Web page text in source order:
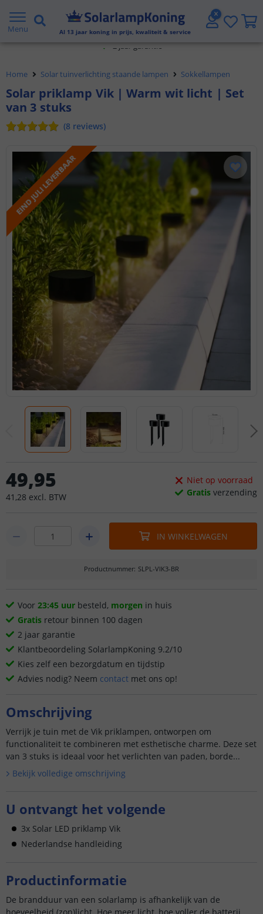
Menu Al 13 jaar koning in prijs, kwaliteit & service
2 jaar garantie
Gratis verzending vanaf € 20,- NL en BE
Klantbeoordeling 9.1
Voor 23:45 uur besteld,
Home Solar tuinverlichting staande lampen Sokkellampen
Solar priklamp Vik | Warm wit licht | Set
van 3 stuks
(8 reviews)
EIND JULI LEVERBAAR
49,95
41 ,28 excl. BTW
Niet op voorraad
Gratis verzending
IN WINKELWAGEN
Productnummer: SLPL-VIK3-BR
Voor 23:45 uur besteld, morgen in huis
Gratis retour binnen 100 dagen
2 jaar garantie
Klantbeoordeling SolarlampKoning 9.2/10
Kies zelf een bezorgdatum en tijdstip
Advies nodig? Neem contact met ons op!
Omschrijving
Verrijk je tuin met de Vik priklampen, ontworpen om
functionaliteit te combineren met esthetische charme. Deze set
van 3 stuks is ideaal voor het verlichten van paden, borde...
Bekijk volledige omschrijving
U ontvangt het volgende
3x Solar LED priklamp Vik
Nederlandse handleiding
Productinformatie
De brandduur van een solarlamp is afhankelijk van de
hoeveelheid (zon)licht. Hoe meer licht, hoe voller de batterij